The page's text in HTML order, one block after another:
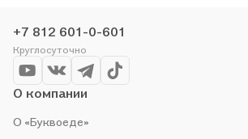
+7 812 601-0-601
Круглосуточно
О компании
О «Буквоеде»